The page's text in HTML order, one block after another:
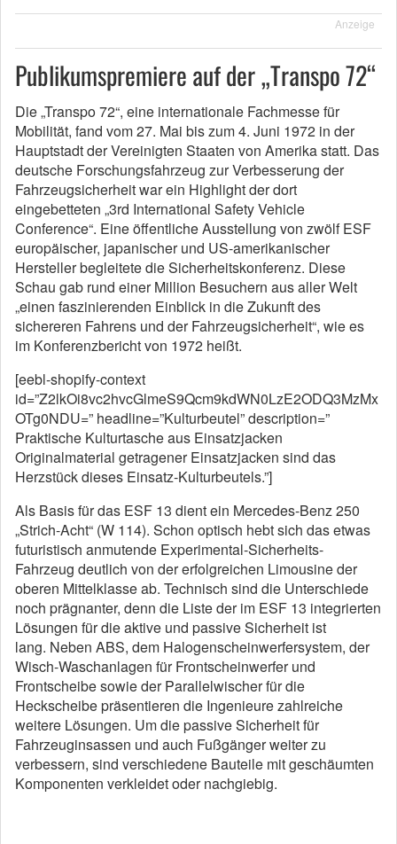
Anzeige
Publikumspremiere auf der „Transpo 72“
Die „Transpo 72“, eine internationale Fachmesse für
Mobilität, fand vom 27. Mai bis zum 4. Juni 1972 in der
Hauptstadt der Vereinigten Staaten von Amerika statt. Das
deutsche Forschungsfahrzeug zur Verbesserung der
Fahrzeugsicherheit war ein Highlight der dort
eingebetteten „3rd International Safety Vehicle
Conference“. Eine öffentliche Ausstellung von zwölf ESF
europäischer, japanischer und US-amerikanischer
Hersteller begleitete die Sicherheitskonferenz. Diese
Schau gab rund einer Million Besuchern aus aller Welt
„einen faszinierenden Einblick in die Zukunft des
sichereren Fahrens und der Fahrzeugsicherheit“, wie es
im Konferenzbericht von 1972 heißt.
[eebl-shopify-context
id=”Z2lkOi8vc2hvcGlmeS9Qcm9kdWN0LzE2ODQ3MzMx
OTg0NDU=” headline=”Kulturbeutel” description=”
Praktische Kulturtasche aus Einsatzjacken
Originalmaterial getragener Einsatzjacken sind das
Herzstück dieses Einsatz-Kulturbeutels.”]
Als Basis für das ESF 13 dient ein Mercedes-Benz 250
„Strich-Acht“ (W 114). Schon optisch hebt sich das etwas
futuristisch anmutende Experimental-Sicherheits-
Fahrzeug deutlich von der erfolgreichen Limousine der
oberen Mittelklasse ab. Technisch sind die Unterschiede
noch prägnanter, denn die Liste der im ESF 13 integrierten
Lösungen für die aktive und passive Sicherheit ist
lang. Neben ABS, dem Halogenscheinwerfersystem, der
Wisch-Waschanlagen für Frontscheinwerfer und
Frontscheibe sowie der Parallelwischer für die
Heckscheibe präsentieren die Ingenieure zahlreiche
weitere Lösungen. Um die passive Sicherheit für
Fahrzeuginsassen und auch Fußgänger weiter zu
verbessern, sind verschiedene Bauteile mit geschäumten
Komponenten verkleidet oder nachgiebig.